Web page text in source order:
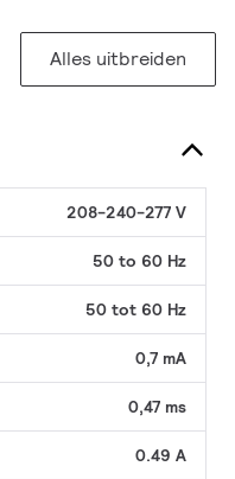
Alles uitbreiden
208-240-277 V
50 to 60 Hz
50 tot 60 Hz
0,7 mA
0,47 ms
0.49 A